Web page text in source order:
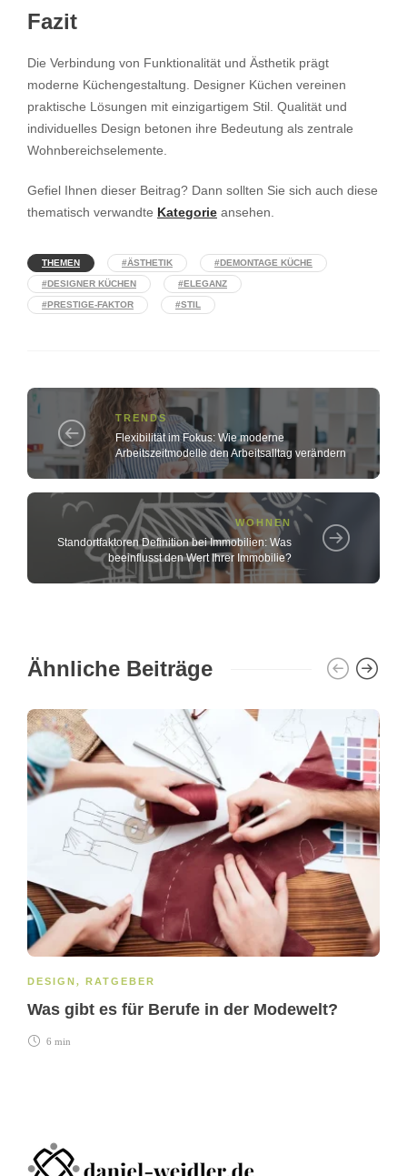
Fazit
Die Verbindung von Funktionalität und Ästhetik prägt
moderne Küchengestaltung. Designer Küchen vereinen
praktische Lösungen mit einzigartigem Stil. Qualität und
individuelles Design betonen ihre Bedeutung als zentrale
Wohnbereichselemente.
Gefiel Ihnen dieser Beitrag? Dann sollten Sie sich auch diese
thematisch verwandte Kategorie ansehen.
THEMEN #ÄSTHETIK #DEMONTAGE KÜCHE
#DESIGNER KÜCHEN #ELEGANZ
#PRESTIGE-FAKTOR #STIL
TRENDS
Flexibilität im Fokus: Wie moderne
Arbeitszeitmodelle den Arbeitsalltag verändern
WOHNEN
Standortfaktoren Definition bei Immobilien: Was
beeinflusst den Wert Ihrer Immobilie?
Ähnliche Beiträge
DESIGN, RATGEBER
Was gibt es für Berufe in der Modewelt?
6 min